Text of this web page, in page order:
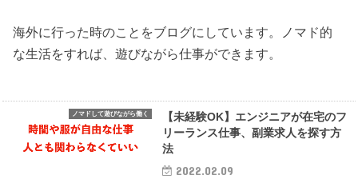
海外に行った時のことをブログにしています。ノマド的
な生活をすれば、遊びながら仕事ができます。
ノマドして遊びながら働く
【未経験OK】エンジニアが在宅のフ
リーランス仕事、副業求人を探す方
法
2022.02.09